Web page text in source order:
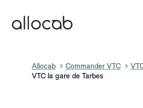
Allocab Commander VTC
VTC la gare de Tarbes